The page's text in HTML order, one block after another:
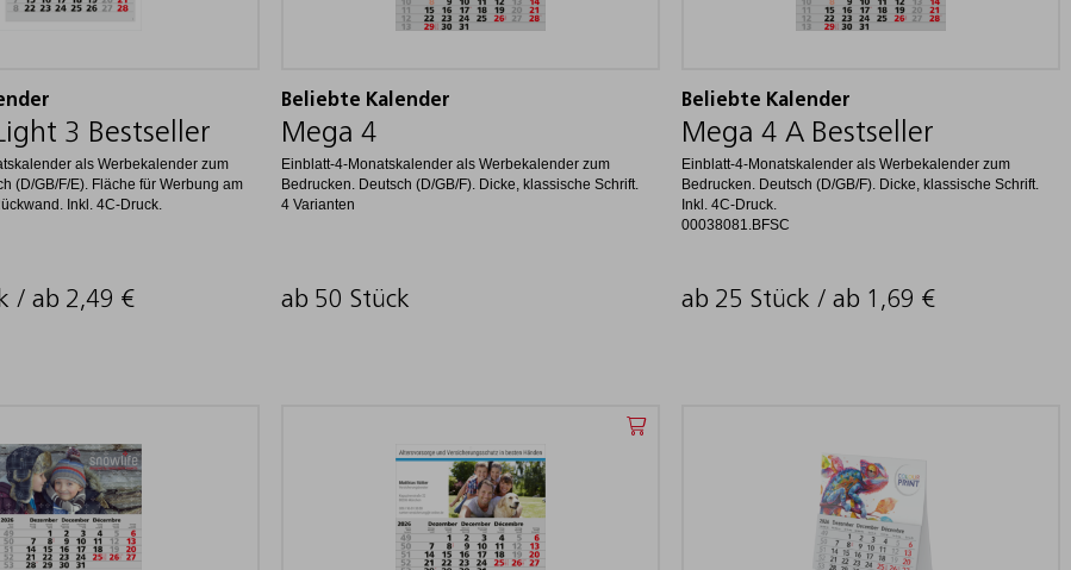
3 Bestseller
als Werbekalender zum
(D/GB/F/E). Fläche für Werbung am
Inkl. 4C-Druck.
/ ab 2,49 €
Beliebte Kalender
Mega 4
Einblatt-4-Monatskalender als Werbekalender zum
Bedrucken. Deutsch (D/GB/F). Dicke, klassische Schrift.
4 Varianten
ab 50 Stück
Beliebte Kalender
Mega 4 A Bestseller
Einblatt-4-Monatskalender als Werbekalender zum
Bedrucken. Deutsch (D/GB/F). Dicke, klassische Schrift.
Inkl. 4C-Druck.
00038081.BFSC
ab 25 Stück / ab 1,69 €